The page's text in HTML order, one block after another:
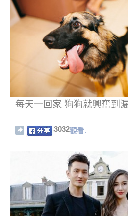
每天一回家 狗狗就興奮到
3032觀看.